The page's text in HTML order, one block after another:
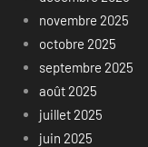
novembre 2025
octobre 2025
septembre 2025
août 2025
juillet 2025
juin 2025